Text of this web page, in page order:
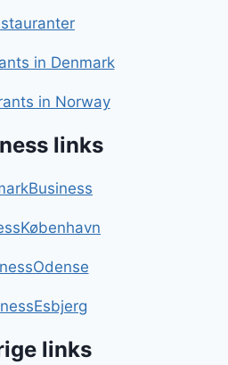
in Denmark
in Norway
links
links